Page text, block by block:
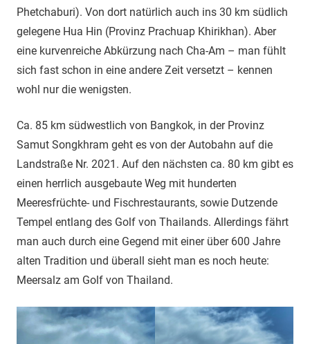
Phetchaburi). Von dort natürlich auch ins 30 km südlich
gelegene Hua Hin (Provinz Prachuap Khirikhan). Aber
eine kurvenreiche Abkürzung nach Cha-Am – man fühlt
sich fast schon in eine andere Zeit versetzt – kennen
wohl nur die wenigsten.
Ca. 85 km südwestlich von Bangkok, in der Provinz
Samut Songkhram geht es von der Autobahn auf die
Landstraße Nr. 2021. Auf den nächsten ca. 80 km gibt es
einen herrlich ausgebaute Weg mit hunderten
Meeresfrüchte- und Fischrestaurants, sowie Dutzende
Tempel entlang des Golf von Thailands. Allerdings fährt
man auch durch eine Gegend mit einer über 600 Jahre
alten Tradition und überall sieht man es noch heute:
Meersalz am Golf von Thailand.